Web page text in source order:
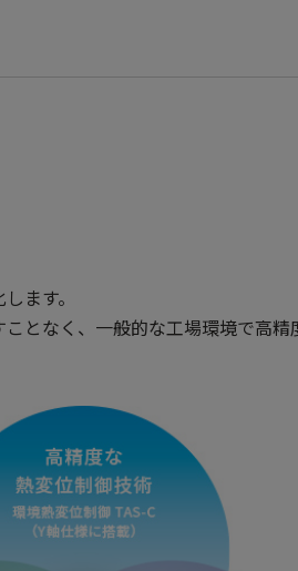
ます。
となく、一般的な工場環境で高精